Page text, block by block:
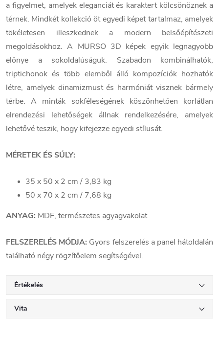
a figyelmet, amelyek eleganciát és karaktert kölcsönöznek a
térnek. Mindkét kollekció öt egyedi képet tartalmaz, amelyek
tökéletesen illeszkednek a modern belsőépítészeti
megoldásokhoz. A MURSO 3D képek egyik legnagyobb
előnye a sokoldalúságuk. Szabadon kombinálhatók,
triptichonok és több elemből álló kompozíciók hozhatók
létre, amelyek dinamizmust és harmóniát visznek bármely
térbe. A minták sokféleségének köszönhetően korlátlan
elrendezési lehetőségek állnak rendelkezésére, amelyek
lehetővé teszik, hogy kifejezze egyedi stílusát.
MÉRETEK ÉS SÚLY:
35 x 50 x 2 cm / 3,83 kg
50 x 70 x 2 cm / 7,68 kg
ANYAG: MDF, természetes agyagvakolat
FELSZERELÉS MÓDJA: Gyors felszerelés a panel hátoldalán
található négy rögzítőelem segítségével.
Értékelés
Vita